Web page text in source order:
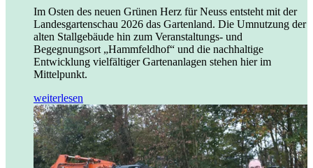
Im Osten des neuen Grünen Herz für Neuss entsteht mit der
Landesgartenschau 2026 das Gartenland. Die Umnutzung der
alten Stallgebäude hin zum Veranstaltungs- und
Begegnungsort „Hammfeldhof“ und die nachhaltige
Entwicklung vielfältiger Gartenanlagen stehen hier im
Mittelpunkt.
weiterlesen